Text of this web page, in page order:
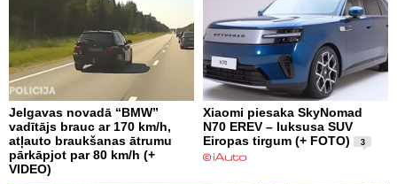
Jelgavas novadā “BMW”
vadītājs brauc ar 170 km/h,
atļauto braukšanas ātrumu
pārkāpjot par 80 km/h (+
VIDEO)
Xiaomi piesaka SkyNomad
N70 EREV – luksusa SUV
Eiropas tirgum (+ FOTO)
3